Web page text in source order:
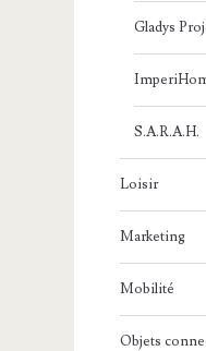
Gladys
S.A.R.A.H.
Loisir
Marketing
Mobilité
Objets